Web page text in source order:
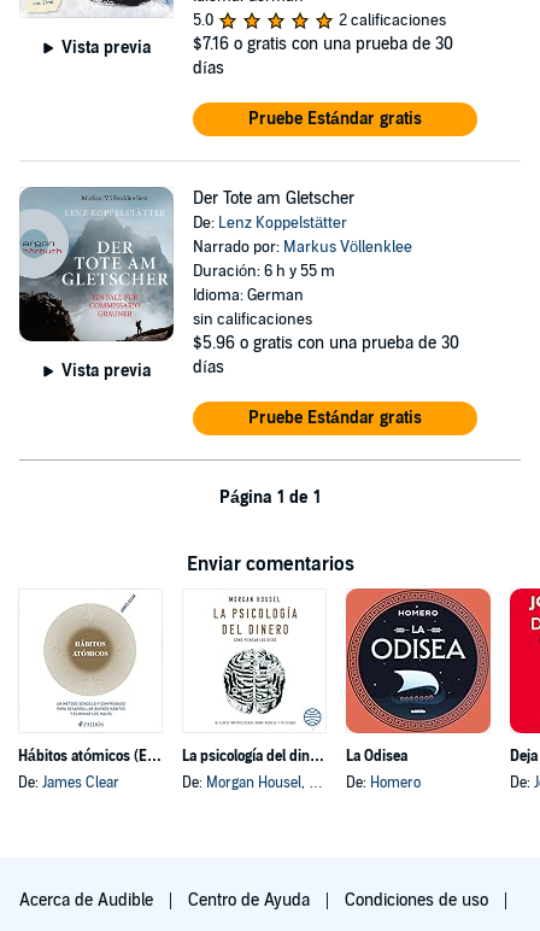
Vista previa
5.0
2 calificaciones
$7.16 o gratis con una prueba de 30
días
Pruebe Estándar gratis
Vista previa
Der Tote am Gletscher
De: Lenz Koppelstätter
Narrado por: Markus Völlenklee
Duración: 6 h y 55 m
Idioma: German
sin calificaciones
$5.96 o gratis con una prueba de 30
días
Pruebe Estándar gratis
Página 1 de 1
Enviar comentarios
Hábitos atómicos (Español neutro)
De: James Clear
La psicología del dinero
De: Morgan Housel, y otros
La Odisea
De: Homero
De:
Acerca de Audible Centro de Ayuda Condiciones de uso